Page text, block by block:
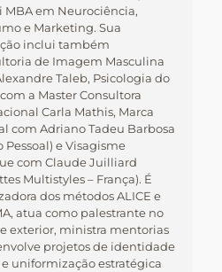
MBA em Neurociência,
e Marketing. Sua
inclui também
de Imagem Masculina
Taleb, Psicologia do
a Master Consultora
Carla Mathis, Marca
com Adriano Tadeu Barbosa
Pessoal) e Visagisme
com Claude Juilliard
Multistyles – França). É
dos métodos ALICE e
atua como palestrante no
exterior, ministra mentorias
projetos de identidade
uniformização estratégica